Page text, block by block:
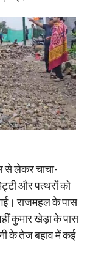
से लेकर चाचा-
और पत्थरों को
राजमहल के पास
कुमार खेड़ा के पास
के तेज बहाव में कई